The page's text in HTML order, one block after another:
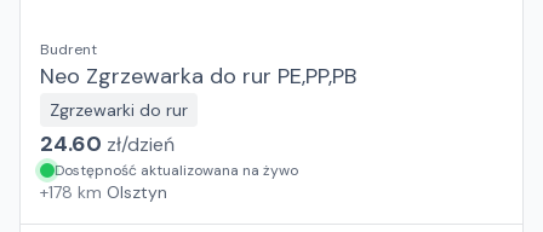
Budrent
Neo Zgrzewarka do rur PE,PP,PB
Zgrzewarki do rur
24.60 zł/dzień
Dostępność aktualizowana na żywo
+178 km Olsztyn